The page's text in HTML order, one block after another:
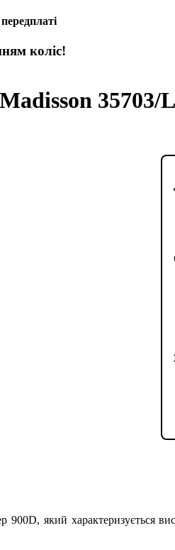
коліс!
який характеризується